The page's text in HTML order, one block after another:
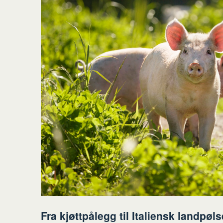
Fra kjøttpålegg til Italiensk